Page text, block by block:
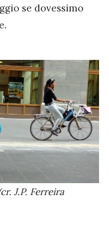
se dovessimo
J.P. Ferreira